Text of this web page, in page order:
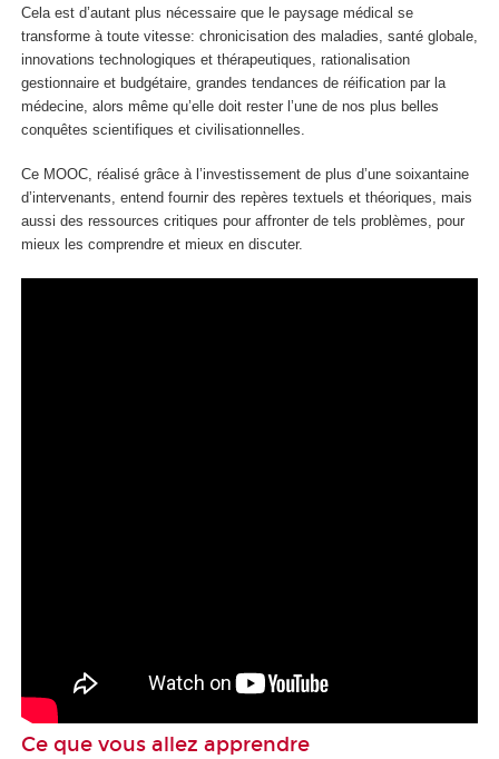
Cela est d’autant plus nécessaire que le paysage médical se
transforme à toute vitesse: chronicisation des maladies, santé globale,
innovations technologiques et thérapeutiques, rationalisation
gestionnaire et budgétaire, grandes tendances de réification par la
médecine, alors même qu’elle doit rester l’une de nos plus belles
conquêtes scientifiques et civilisationnelles.
Ce MOOC, réalisé grâce à l’investissement de plus d’une soixantaine
d’intervenants, entend fournir des repères textuels et théoriques, mais
aussi des ressources critiques pour affronter de tels problèmes, pour
mieux les comprendre et mieux en discuter.
Ce que vous allez apprendre